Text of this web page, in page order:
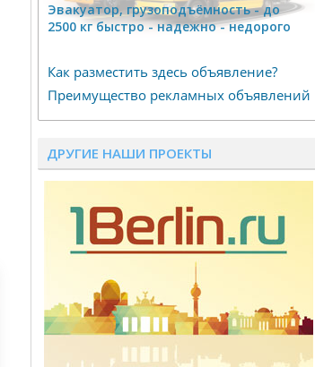
Эвакуатор, гpузоподъёмность - дo
2500 кг быстро - надeжно - недорого
Как разместить здесь объявление?
Преимущество рекламных объявлений
ДРУГИЕ НАШИ ПРОЕКТЫ